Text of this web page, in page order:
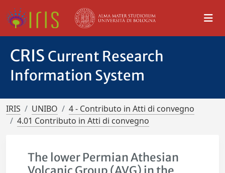
CRIS Current Research
Information System
IRIS UNIBO
4 - Contributo in Atti di convegno
4.01 Contributo in Atti di convegno
The lower Permian Athesian